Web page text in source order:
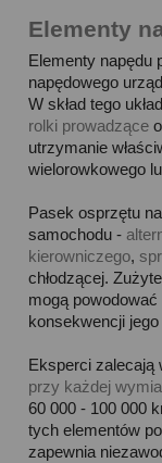
Elementy
Elementy napędu
napędowego
W skład tego
rolki prowadzące
utrzymanie
wielorowkowego
Pasek osprzętu
samochodu -
kierowniczego,
chłodzącej.
mogą
konsekwencji
Eksperci zalecają
przy każdej
60 000 - 100 000
tych elementów
zapewnia